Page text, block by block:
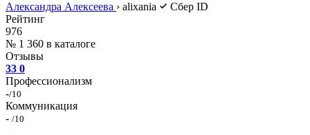
Александра Алексеева › alixania
Сбер ID
Рейтинг
976
№ 1 360 в каталоге
Отзывы
33 0
Профессионализм
-/10
Коммуникация
- /10